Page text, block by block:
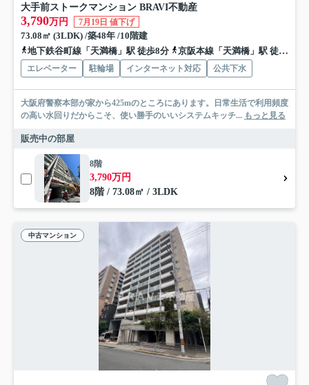
大手前ストークマンション BRAVI不動産
3,790万円 7月19日 値下げ
73.08㎡ (3LDK) /築48年 /10階建
地下鉄谷町線「天満橋」駅 徒歩8分
京阪本線「天満橋」駅 徒歩9分
エレベーター 駐輪場 インターネット対応 公共下水
大阪府警察本部が家から425mのところにあります。日常生活で利用頻度
の高い水回りだからこそ、使い勝手のいいシステムキッチ... もっと見る
販売中の部屋
8階
3,790万円
8階 / 73.08㎡ / 3LDK
中古マンション